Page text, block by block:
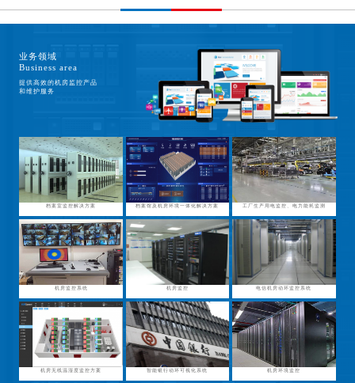
业务领域
Business area
提供高效的机房监控产品
和维护服务
档案室监控解决方案 档案馆及机房环境一体化解决方案 工厂生产用电监控、电力能耗监测
机房监控系统 机房监控 电信机房动环监控系统
机房无线温湿度监控方案 智能银行动环可视化系统 机房环境监控